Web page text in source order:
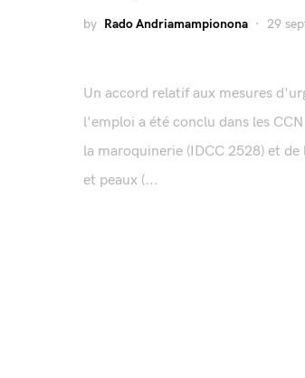
by Rado Andriamampionona 29
Un accord relatif aux mesures
l'emploi a été conclu dans les
la maroquinerie (IDCC 2528) et de
et peaux (...